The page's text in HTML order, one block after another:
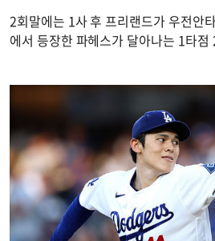
2회말에는 1사 후 프리랜드가 우전안
에서 등장한 파헤스가 달아나는 1타